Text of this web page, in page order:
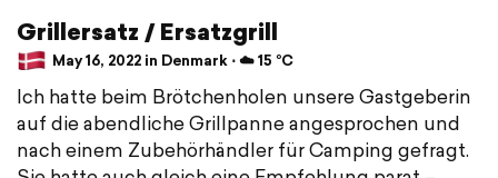
Grillersatz / Ersatzgrill
May 16, 2022 in Denmark ⋅ ☁️ 15 °C
Ich hatte beim Brötchenholen unsere Gastgeberin
auf die abendliche Grillpanne angesprochen und
nach einem Zubehörhändler für Camping gefragt.